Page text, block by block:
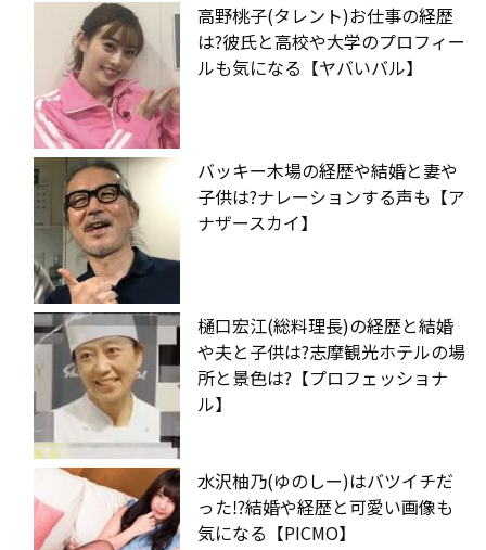
高野桃子(タレント)お仕事の経歴
は?彼氏と高校や大学のプロフィー
ルも気になる【ヤバいバル】
バッキー木場の経歴や結婚と妻や
子供は?ナレーションする声も【ア
ナザースカイ】
樋口宏江(総料理長)の経歴と結婚
や夫と子供は?志摩観光ホテルの場
所と景色は?【プロフェッショナ
ル】
水沢柚乃(ゆのしー)はバツイチだ
った⁉︎結婚や経歴と可愛い画像も
気になる【PICMO】